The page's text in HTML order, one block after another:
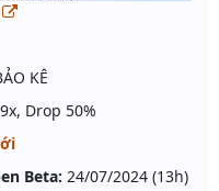
KÊ
Drop 50%
Beta: 24/07/2024 (13h)